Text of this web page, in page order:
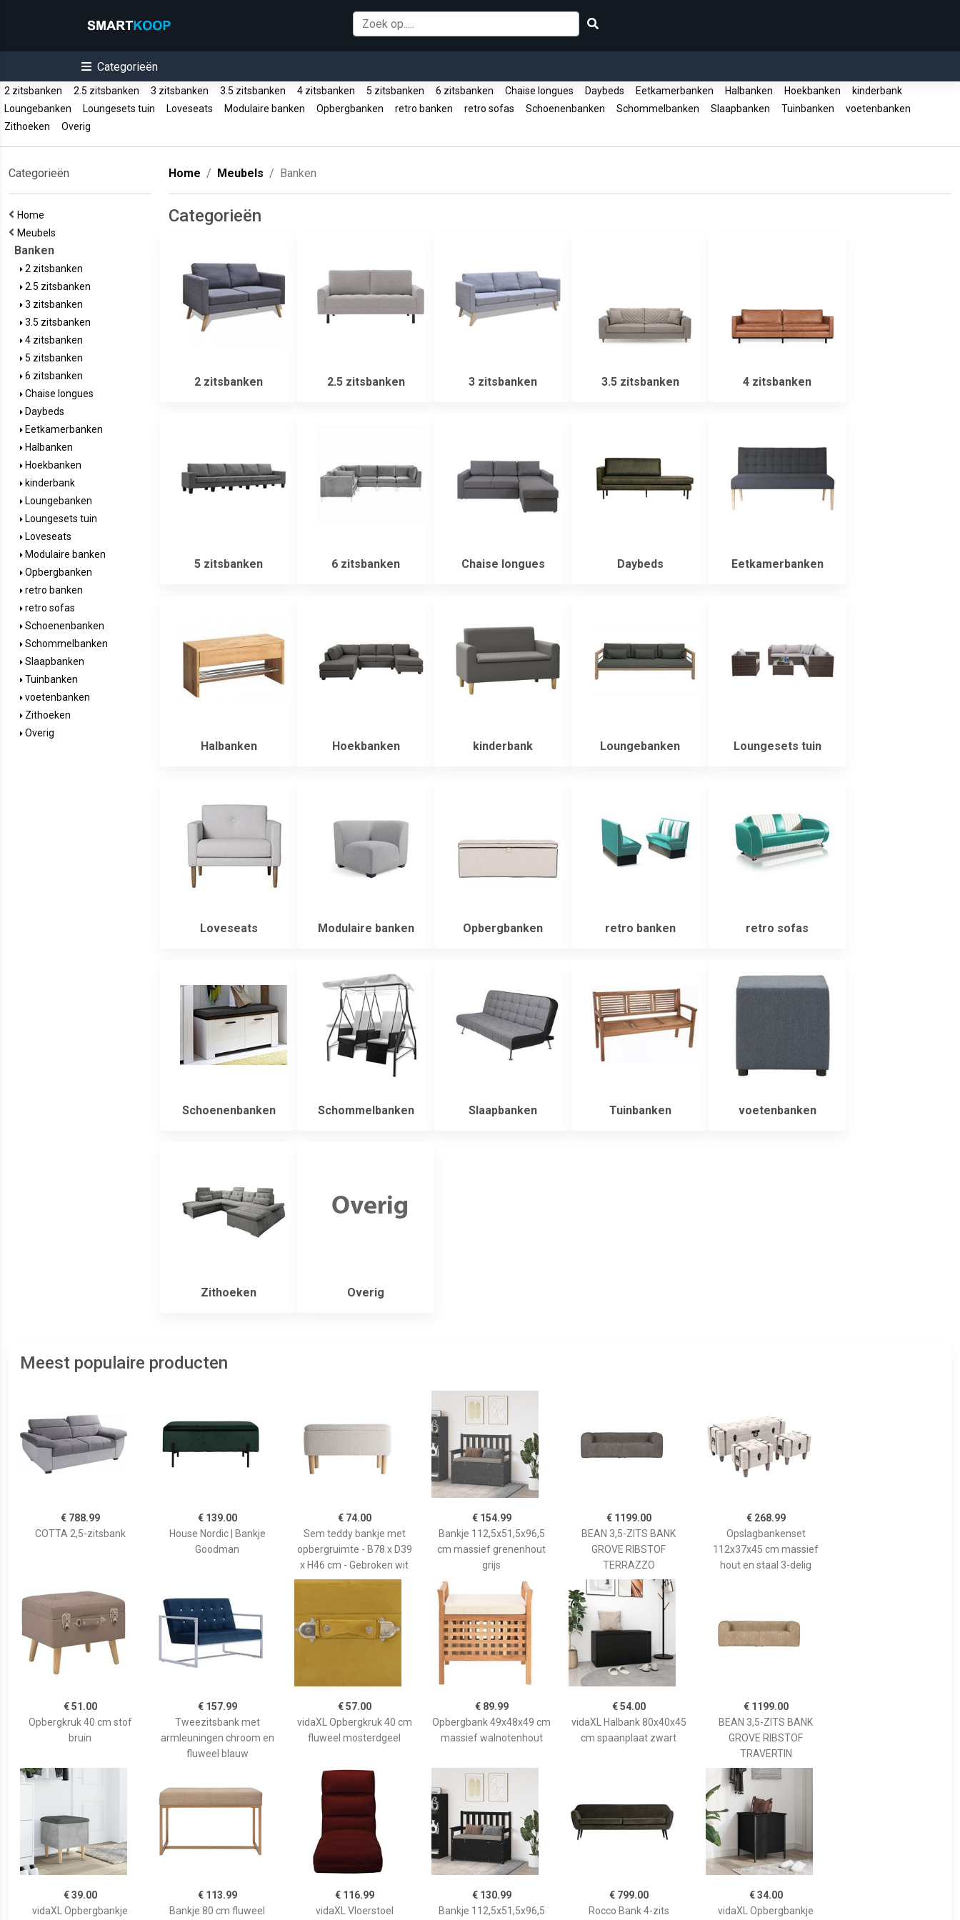
Categorieën
2 zitsbanken 2.5 zitsbanken 3 zitsbanken 3.5 zitsbanken 4 zitsbanken 5 zitsbanken 6 zitsbanken Chaise longues Daybeds Eetkamerbanken Halbanken Hoekbanken
kinderbank
Loungebanken
Loungesets tuin Loveseats Modulaire banken Opbergbanken retro banken retro sofas Schoenenbanken Schommelbanken Slaapbanken Tuinbanken
voetenbanken
Zithoeken
Overig
Categorieën
Home
Meubels
Banken
2 zitsbanken
2.5 zitsbanken
3 zitsbanken
3.5 zitsbanken
4 zitsbanken
5 zitsbanken
6 zitsbanken
Chaise longues
Daybeds
Eetkamerbanken
Halbanken
Hoekbanken
kinderbank
Loungebanken
Loungesets tuin
Loveseats
Modulaire banken
Opbergbanken
retro banken
retro sofas
Schoenenbanken
Schommelbanken
Slaapbanken
Tuinbanken
voetenbanken
Zithoeken
Overig
Home Meubels Banken
Categorieën
2 zitsbanken 2.5 zitsbanken 3 zitsbanken 3.5 zitsbanken 4 zitsbanken
5 zitsbanken 6 zitsbanken Chaise longues Daybeds Eetkamerbanken
Halbanken Hoekbanken kinderbank Loungebanken Loungesets tuin
Loveseats Modulaire banken Opbergbanken retro banken retro sofas
Schoenenbanken Schommelbanken Slaapbanken Tuinbanken voetenbanken
Zithoeken Overig
Meest populaire producten
€ 788.99
COTTA 2,5-zitsbank
€ 139.00
House Nordic | Bankje
Goodman
€ 74.00
Sem teddy bankje met
opbergruimte - B78 x D39
x H46 cm - Gebroken wit
€ 154.99
Bankje 112,5x51,5x96,5
cm massief grenenhout
grijs
€ 1199.00
BEAN 3,5-ZITS BANK
GROVE RIBSTOF
TERRAZZO
€ 268.99
Opslagbankenset
112x37x45 cm massief
hout en staal 3-delig
€ 51.00
Opbergkruk 40 cm stof
bruin
€ 157.99
Tweezitsbank met
armleuningen chroom en
fluweel blauw
€ 57.00
vidaXL Opbergkruk 40 cm
fluweel mosterdgeel
€ 89.99
Opbergbank 49x48x49 cm
massief walnotenhout
€ 54.00
vidaXL Halbank 80x40x45
cm spaanplaat zwart
€ 1199.00
BEAN 3,5-ZITS BANK
GROVE RIBSTOF
TRAVERTIN
€ 39.00
vidaXL Opbergbankje
€ 113.99
Bankje 80 cm fluweel
€ 116.99
vidaXL Vloerstoel
€ 130.99
Bankje 112,5x51,5x96,5
€ 799.00
Rocco Bank 4-zits
€ 34.00
vidaXL Opbergbankje